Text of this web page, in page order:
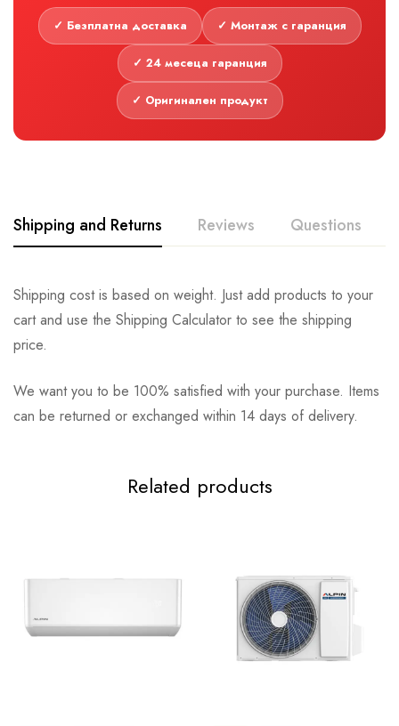
✓ Безплатна доставка ✓ Монтаж с гаранция
✓ 24 месеца гаранция
✓ Оригинален продукт
Shipping and Returns Reviews Questions
Shipping cost is based on weight. Just add products to your
cart and use the Shipping Calculator to see the shipping
price.
We want you to be 100% satisfied with your purchase. Items
can be returned or exchanged within 14 days of delivery.
Related products